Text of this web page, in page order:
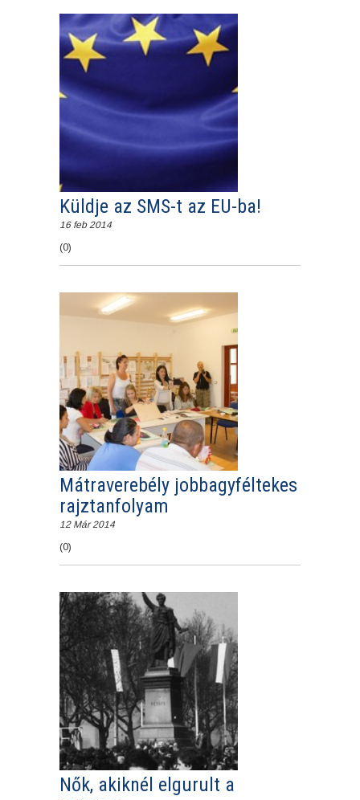
Küldje az SMS-t az EU-ba!
16 feb 2014
(0)
Mátraverebély jobbagyféltekes
rajztanfolyam
12 Már 2014
(0)
Nők, akiknél elgurult a